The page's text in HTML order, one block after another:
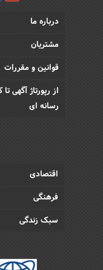
درباره ما
مشتریان
قوانین و مقررات
از رپورتاژ آگهی
رسانه ای
اقتصادی
فرهنگی
سبک زندگی